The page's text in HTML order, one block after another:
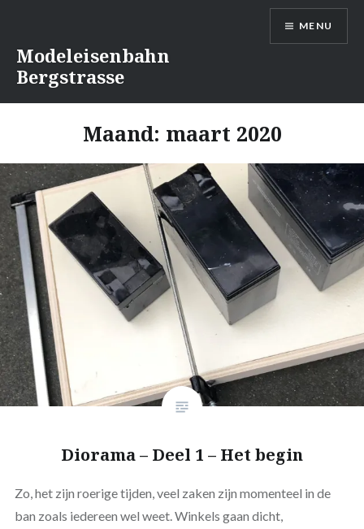
inhoud
springen
Modeleisenbahn
Bergstrasse
MENU
Maand: maart 2020
Diorama – Deel 1 – Het begin
Zo, het zijn roerige tijden, veel zaken zijn momenteel in de
ban zoals iedereen wel weet. Winkels gaan dicht,